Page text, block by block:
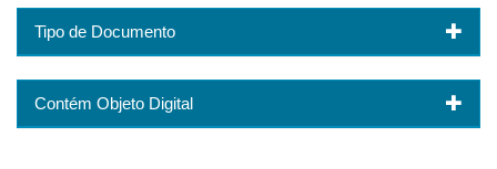
Tipo de Documento
Contém Objeto Digital